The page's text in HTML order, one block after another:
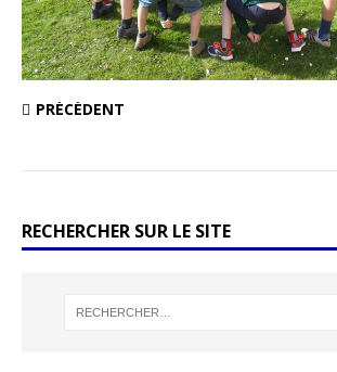
PRÉCÉDENT
RECHERCHER SUR LE SITE